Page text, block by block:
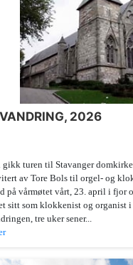
2026
gikk turen til Stavanger
av Tore Bols til orgel- og
på vårmøtet vårt, 23. april i fjor
sitt som klokkenist og organist i
tre uker sener...